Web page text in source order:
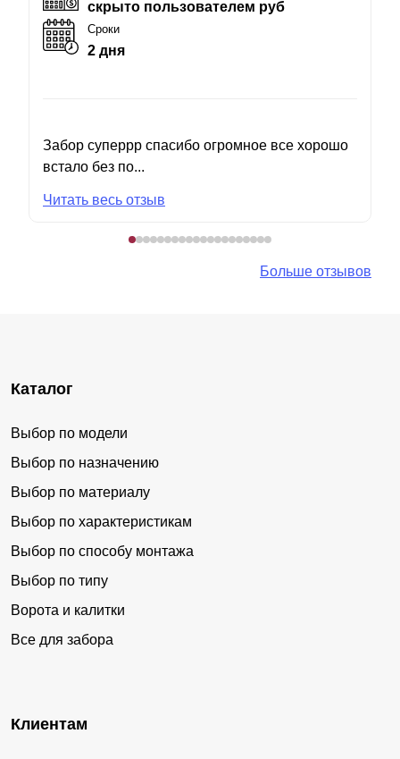
скрыто пользователем руб
Сроки
2 дня
Забор суперрр спасибо огромное все хорошо
встало без по...
Читать весь отзыв
Больше отзывов
Каталог
Выбор по модели
Выбор по назначению
Выбор по материалу
Выбор по характеристикам
Выбор по способу монтажа
Выбор по типу
Ворота и калитки
Все для забора
Клиентам